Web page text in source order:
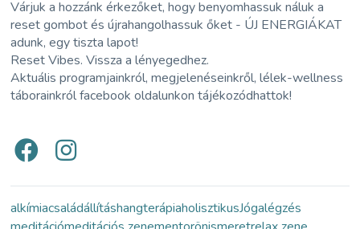
Várjuk a hozzánk érkezőket, hogy benyomhassuk náluk a
reset gombot és újrahangolhassuk őket - ÚJ ENERGIÁKAT
adunk, egy tiszta lapot!
Reset Vibes. Vissza a lényegedhez.
Aktuális programjainkról, megjelenéseinkről, lélek-wellness
táborainkról facebook oldalunkon tájékozódhattok!
alkímiacsaládállításhangterápiaholisztikusJógalégzés